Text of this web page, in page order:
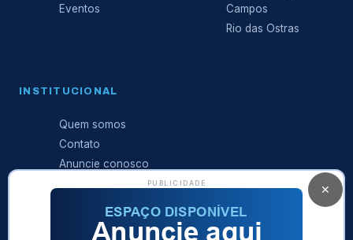
Eventos
Campos
Rio das Ostras
INSTITUCIONAL
Quem somos
Contato
Anuncie conosco
privacidade
✕
PUBLICIDADE